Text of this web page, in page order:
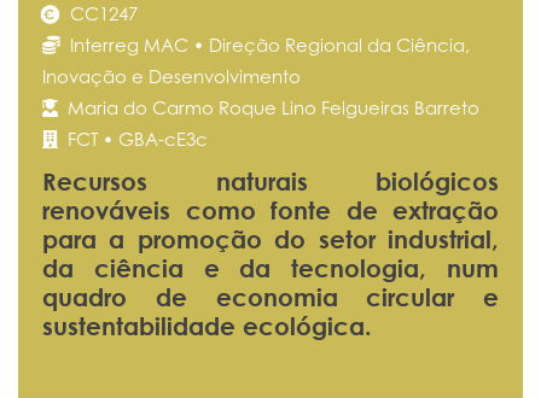
CC1247
Interreg MAC • Direção Regional da Ciência,
Inovação e Desenvolvimento
Maria do Carmo Roque Lino Felgueiras Barreto
FCT • GBA-cE3c
Recursos naturais biológicos
renováveis como fonte de extração
para a promoção do setor industrial,
da ciência e da tecnologia, num
quadro de economia circular e
sustentabilidade ecológica.